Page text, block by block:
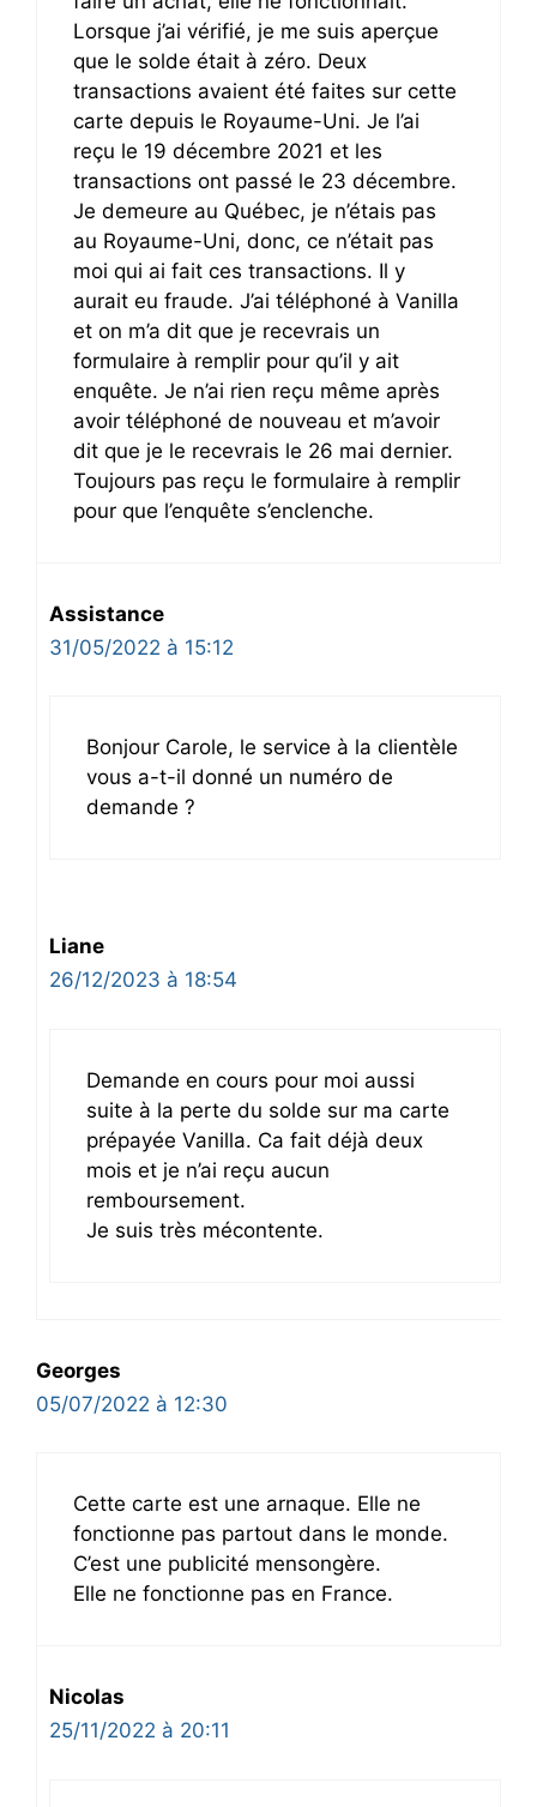
Lorsque j’ai vérifié, je me suis aperçue
que le solde était à zéro. Deux
transactions avaient été faites sur cette
carte depuis le Royaume-Uni. Je l’ai
reçu le 19 décembre 2021 et les
transactions ont passé le 23 décembre.
Je demeure au Québec, je n’étais pas
au Royaume-Uni, donc, ce n’était pas
moi qui ai fait ces transactions. Il y
aurait eu fraude. J’ai téléphoné à Vanilla
et on m’a dit que je recevrais un
formulaire à remplir pour qu’il y ait
enquête. Je n’ai rien reçu même après
avoir téléphoné de nouveau et m’avoir
dit que je le recevrais le 26 mai dernier.
Toujours pas reçu le formulaire à remplir
pour que l’enquête s’enclenche.
Assistance
31/05/2022 à 15:12
Bonjour Carole, le service à la clientèle
vous a-t-il donné un numéro de
demande ?
Liane
26/12/2023 à 18:54
Demande en cours pour moi aussi
suite à la perte du solde sur ma carte
prépayée Vanilla. Ca fait déjà deux
mois et je n’ai reçu aucun
remboursement.
Je suis très mécontente.
Georges
05/07/2022 à 12:30
Cette carte est une arnaque. Elle ne
fonctionne pas partout dans le monde.
C’est une publicité mensongère.
Elle ne fonctionne pas en France.
Nicolas
25/11/2022 à 20:11